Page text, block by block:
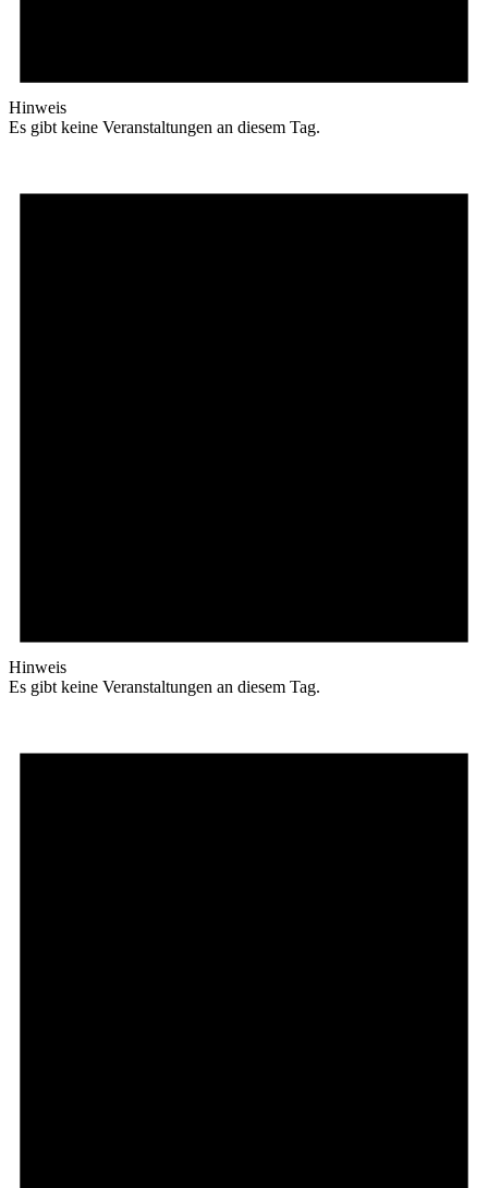
Hinweis
Es gibt keine Veranstaltungen an diesem Tag.
Hinweis
Es gibt keine Veranstaltungen an diesem Tag.